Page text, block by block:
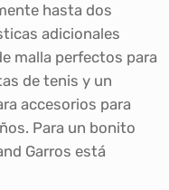
hasta dos
adicionales
malla perfectos para
de tenis y un
accesorios para
Para un bonito
Garros está